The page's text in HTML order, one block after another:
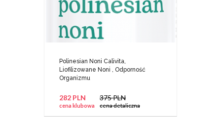
Polinesian Noni Calivita,
Liofilizowane Noni , Odporność
Organizmu
282 PLN
cena klubowa
375 PLN
cena detaliczna